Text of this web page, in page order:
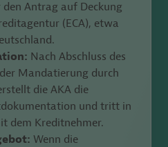
Antrag auf Deckung
(ECA), etwa
Nach Abschluss des
Mandatierung durch
die AKA die
und tritt in
dem Kreditnehmer.
Wenn die